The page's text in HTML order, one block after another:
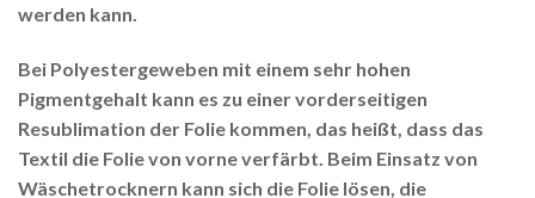
werden kann.
Bei Polyestergeweben mit einem sehr hohen
Pigmentgehalt kann es zu einer vorderseitigen
Resublimation der Folie kommen, das heißt, dass das
Textil die Folie von vorne verfärbt. Beim Einsatz von
Wäschetrocknern kann sich die Folie lösen, die